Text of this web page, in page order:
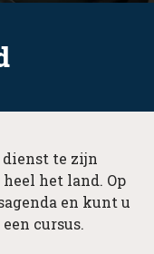
dienst te zijn
het land. Op
en kunt u
cursus.